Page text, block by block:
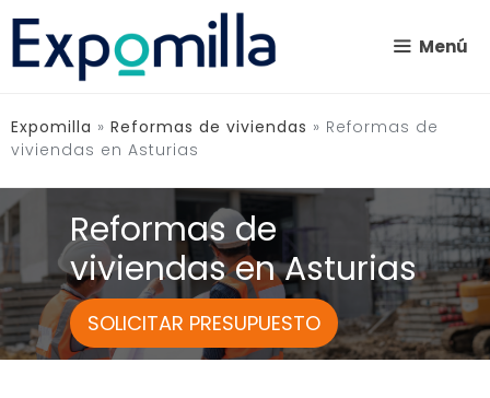
Saltar
contenido
Menú
Expomilla » Reformas de viviendas » Reformas de
viviendas en Asturias
Reformas de
viviendas en Asturias
SOLICITAR PRESUPUESTO